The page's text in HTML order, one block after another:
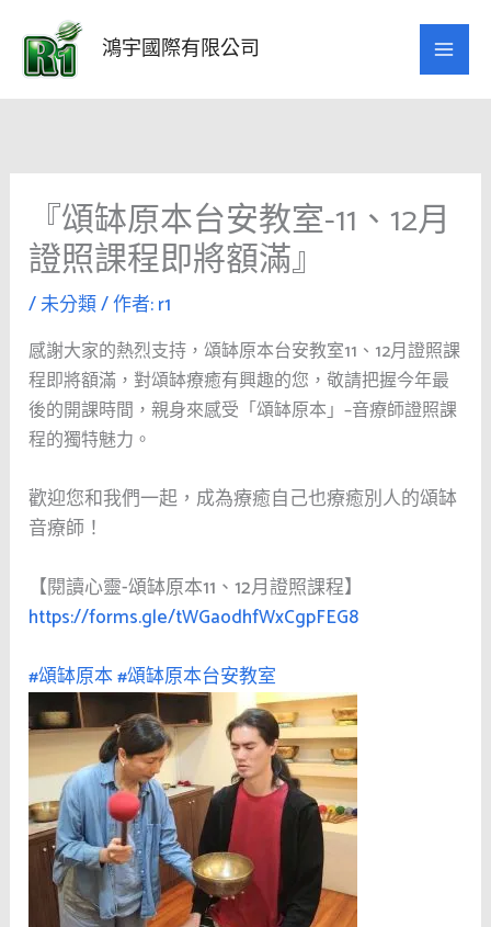
要
鴻宇國際有限公司
『頌缽原本台安教室-11、12月
證照課程即將額滿』
/未分類/ 作者:r1
感謝大家的熱烈支持，頌缽原本台安教室11、12月證照課
程即將額滿，對頌缽療癒有興趣的您，敬請把握今年最
後的開課時間，親身來感受「頌缽原本」–音療師證照課
程的獨特魅力。
歡迎您和我們一起，成為療癒自己也療癒別人的頌缽
音療師！
【閱讀心靈-頌缽原本11、12月證照課程】
https://forms.gle/tWGaodhfWxCgpFEG8
#頌缽原本#頌缽原本台安教室